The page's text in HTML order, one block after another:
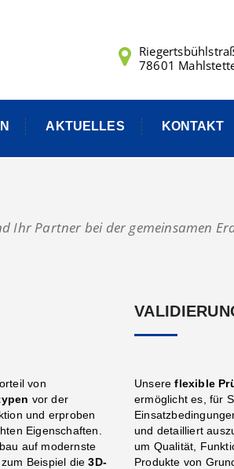
78601
AKTUELLES KONTAKT
Ihr Partner bei der gemeinsamen
von
vor der
und erproben
Eigenschaften.
auf modernste
Beispiel die3D-
Unsereflexible
ermöglicht es, für
und detailliert
um Qualität,
Produkte von